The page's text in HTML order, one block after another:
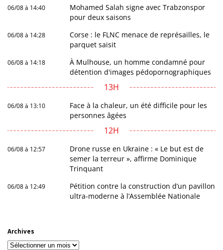
06/08 à 14:40
Mohamed Salah signe avec Trabzonspor
pour deux saisons
06/08 à 14:28
Corse : le FLNC menace de représailles, le
parquet saisit
06/08 à 14:18
À Mulhouse, un homme condamné pour
détention d'images pédopornographiques
13H
06/08 à 13:10
Face à la chaleur, un été difficile pour les
personnes âgées
12H
06/08 à 12:57
Drone russe en Ukraine : « Le but est de
semer la terreur », affirme Dominique
Trinquant
06/08 à 12:49
Pétition contre la construction d’un pavillon
ultra-moderne à l’Assemblée Nationale
Archives
Archives